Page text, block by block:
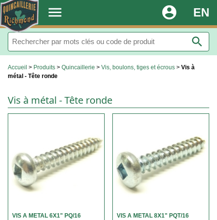
. menu EN
account_circle
search
Accueil > Produits > Quincaillerie > Vis, boulons, tiges et écrous > Vis à
métal - Tête ronde
Vis à métal - Tête ronde
VIS A METAL 6X1" PQ/16 VIS A METAL 8X1" PQT/16